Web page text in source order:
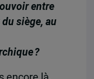
entre
siège, au
?